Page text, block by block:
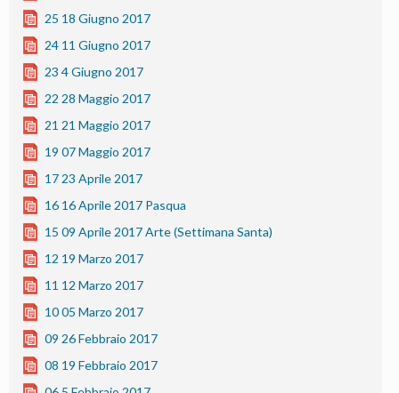
25 18 Giugno 2017
24 11 Giugno 2017
23 4 Giugno 2017
22 28 Maggio 2017
21 21 Maggio 2017
19 07 Maggio 2017
17 23 Aprile 2017
16 16 Aprile 2017 Pasqua
15 09 Aprile 2017 Arte (Settimana Santa)
12 19 Marzo 2017
11 12 Marzo 2017
10 05 Marzo 2017
09 26 Febbraio 2017
08 19 Febbraio 2017